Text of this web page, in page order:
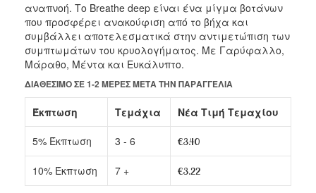
Ντελικατέσεν
Νιφάδες & Σπόροι Δημητριακών
αναπνοή. Το Breathe deep είναι ένα μίγμα βοτάνων
που προσφέρει ανακούφιση από το βήχα και
συμβάλλει αποτελεσματικά στην αντιμετώπιση των
συμπτωμάτων του κρυολογήματος. Με Γαρύφαλλο,
Μάραθο, Μέντα και Ευκάλυπτο.
ΔΙΑΘΈΣΙΜΟ ΣΕ 1-2 ΜΈΡΕΣ ΜΕΤΆ ΤΗΝ ΠΑΡΑΓΓΕΛΊΑ
Έκπτωση Τεμάχια Νέα Τιμή Τεμαχίου
5% Έκπτωση 3 - 6 €3.40
10% Έκπτωση 7 + €3.22